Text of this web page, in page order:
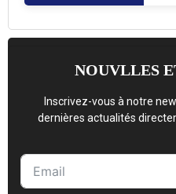
NOUVLLES
Inscrivez-vous à notre
dernières actualités